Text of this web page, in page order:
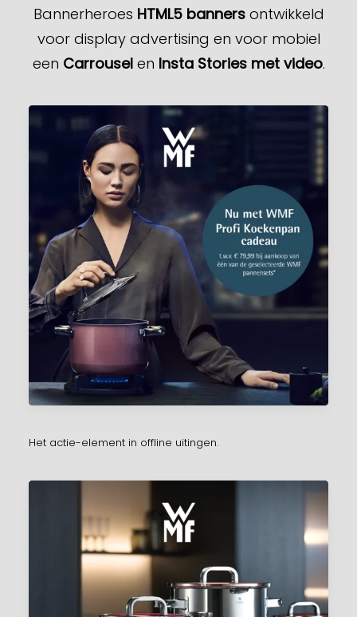
Bannerheroes HTML5 bannersontwikkeld
voor display advertising en voor mobiel
een Carrouselen Insta Stories met video.
Het actie-element in offline uitingen.